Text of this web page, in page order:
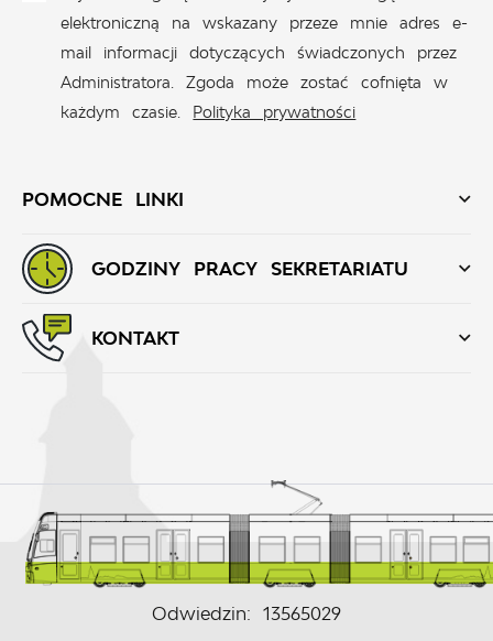
POMOCNE LINKI
elektroniczną na wskazany przeze mnie adres e-
mail informacji dotyczących świadczonych przez
Administratora. Zgoda może zostać cofnięta w
każdym czasie. Polityka prywatności
GODZINY PRACY SEKRETARIATU
KONTAKT
Odwiedzin: 13565029